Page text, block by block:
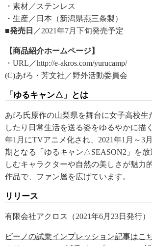
・素材／ステンレス
・生産／日本（新潟県燕三条製）
■発売日 ／2021年7月下旬発売予定
【商品紹介ホームページ】
・URL／http://e-akros.com/yurucamp/
(C)あfろ・芳文社／野外活動委員会
「ゆるキャン△」とは
あfろ氏原作の山梨県を舞台に女子高校生
したり日常生活を送る姿をゆるやかに描
年1月にTVアニメ化され、2021年1月～3
期となる「ゆるキャン△SEASON2」を放
しむキャラクターや自然の美しさが魅力
作品で、ファン層を広げています。
リリース
有限会社アクロス（2021年6月23日発行）
ビーノの試乗インプレッション記事はこ